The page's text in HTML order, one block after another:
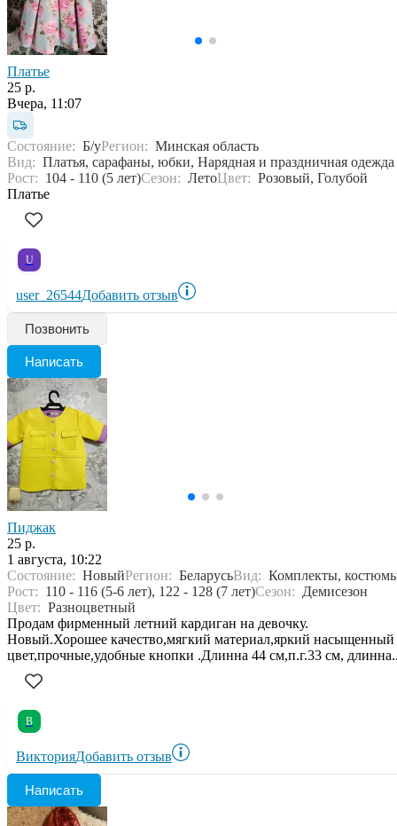
Платье
25 р.
Вчера, 11:07
Состояние: Б/уРегион: Минская область
Вид: Платья, сарафаны, юбки, Нарядная и праздничная одежда
Рост: 104 - 110 (5 лет)Сезон: ЛетоЦвет: Розовый, Голубой
Платье
U
user_26544Добавить отзыв
Позвонить
Написать
Пиджак
25 р.
1 августа, 10:22
Состояние: НовыйРегион: БеларусьВид: Комплекты,
Рост: 110 - 116 (5-6 лет), 122 - 128 (7 лет)Сезон: Демисезон
Цвет: Разноцветный
Продам фирменный летний кардиган на девочку.
Новый.Хорошее качество,мягкий материал,яркий насыщенный
цвет,прочные,удобные кнопки .Длинна 44 см,п.г.33 см,
В
ВикторияДобавить отзыв
Написать